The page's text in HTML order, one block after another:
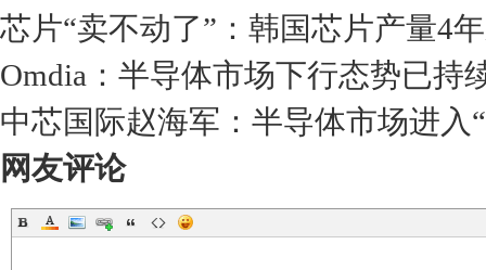
芯片“卖不动了”：韩国芯片产量4
Omdia：半导体市场下行态势已持
中芯国际赵海军：半导体市场进入
网友评论